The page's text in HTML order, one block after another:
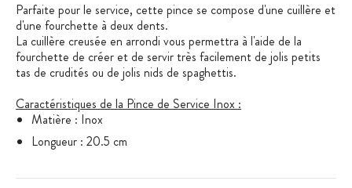
Parfaite pour le service, cette pince se compose d'une cuillère et
d'une fourchette à deux dents.
La cuillère creusée en arrondi vous permettra à l'aide de la
fourchette de créer et de servir très facilement de jolis petits
tas de crudités ou de jolis nids de spaghettis.
Caractéristiques de la Pince de Service Inox :
Matière : Inox
Longueur : 20.5 cm